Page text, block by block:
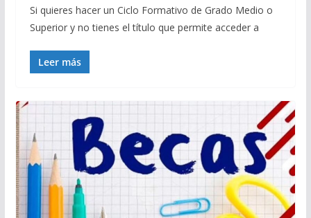
Si quieres hacer un Ciclo Formativo de Grado Medio o
Superior y no tienes el título que permite acceder a
Leer más